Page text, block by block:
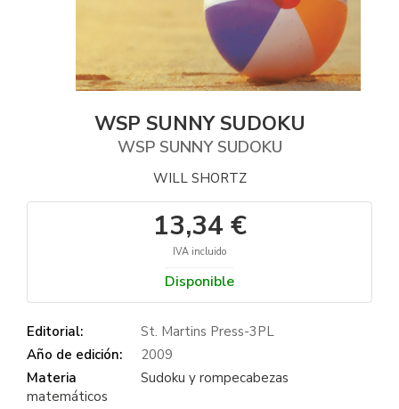
WSP SUNNY SUDOKU
WSP SUNNY SUDOKU
WILL SHORTZ
13,34 €
IVA incluido
Disponible
Editorial:
St. Martins Press-3PL
Año de edición:
2009
Materia
Sudoku y rompecabezas
matemáticos